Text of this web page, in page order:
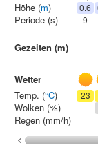
0.6
9
23
Höhe (m)
Periode (s)
Gezeiten (m)
Wetter
Temp. (°C)
Wolken (%)
Regen (mm/h)